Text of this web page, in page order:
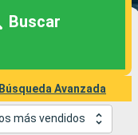
Buscar
Búsqueda Avanzada
más vendidos